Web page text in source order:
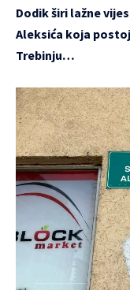
Dodik širi lažne
Aleksića koja
Trebinju…